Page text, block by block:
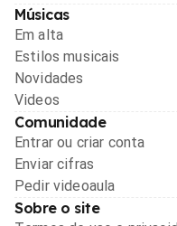
Músicas
Em alta
Estilos musicais
Novidades
Videos
Comunidade
Entrar ou criar conta
Enviar cifras
Pedir videoaula
Sobre o site